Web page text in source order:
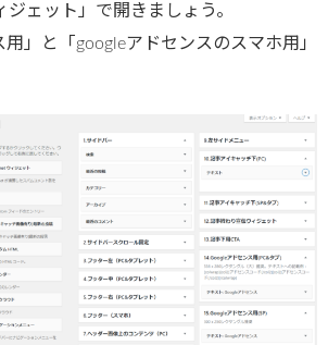
ジェット」で開きましょう。
用」と「googleアドセンスのスマホ用」